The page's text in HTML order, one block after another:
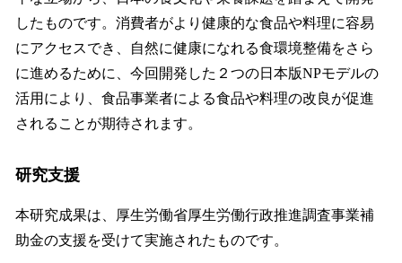
したものです。消費者がより健康的な食品や料理に容易
にアクセスでき、自然に健康になれる食環境整備をさら
に進めるために、今回開発した２つの日本版NPモデルの
活用により、食品事業者による食品や料理の改良が促進
されることが期待されます。
研究支援
本研究成果は、厚生労働省厚生労働行政推進調査事業補
助金の支援を受けて実施されたものです。